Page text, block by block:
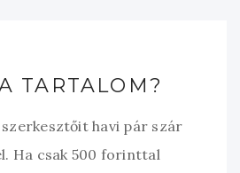
TARTALOM?
havi pár szár
Ha csak 500 forinttal